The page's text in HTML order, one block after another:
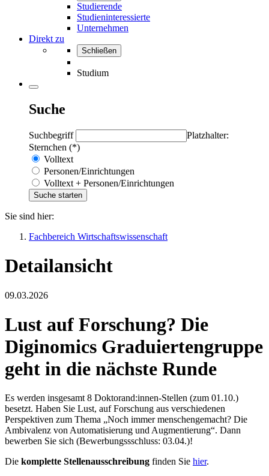
Studierende
Studieninteressierte
Unternehmen
Direkt zu
Schließen
Studium
Suche
Suchbegriff
Platzhalter:
Sternchen (*)
Volltext
Personen/Einrichtungen
Volltext + Personen/Einrichtungen
Sie sind hier:
Fachbereich Wirtschaftswissenschaft
Detailansicht
09.03.2026
Lust auf Forschung? Die
Diginomics Graduiertengruppe
geht in die nächste Runde
Es werden insgesamt 8 Doktorand:innen-Stellen (zum 01.10.)
besetzt. Haben Sie Lust, auf Forschung aus verschiedenen
Perspektiven zum Thema „Noch immer menschengemacht? Die
Ambivalenz von Automatisierung und Augmentierung“. Dann
bewerben Sie sich (Bewerbungssschluss: 03.04.)!
Die komplette Stellenausschreibung finden Sie hier.